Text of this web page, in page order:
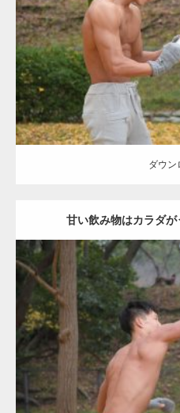
Category:公園のマッチョ その他
肩
ダウンロード
ダウン
甘い飲み物はカラダ
Update:
Category: 公園のマッチョ そ
ダウンロード